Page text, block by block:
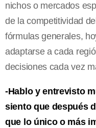
nichos o mercados
de la competitividad
fórmulas generales,
adaptarse a cada
decisiones cada vez
-Hablo y entrevisto
siento que después
que lo único o más